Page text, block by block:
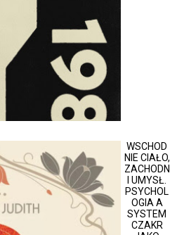
WSCHOD
NIE CIAŁO,
ZACHODN
I UMYSŁ.
PSYCHOL
OGIA A
SYSTEM
CZAKR